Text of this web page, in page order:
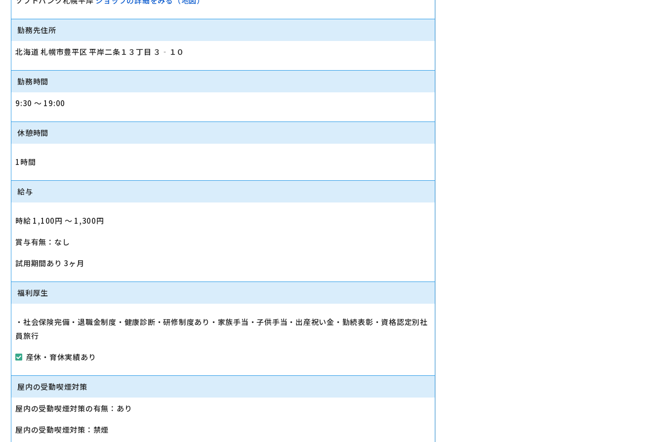
勤務先住所
北海道 札幌市豊平区 平岸二条１３丁目 ３‐１０
勤務時間
9:30 〜 19:00
休憩時間
1時間
給与
時給 1,100円 〜 1,300円
賞与有無：なし
試用期間あり 3ヶ月
福利厚生
・社会保険完備・退職金制度・健康診断・研修制度あり・家族手当・子供手当・出産祝い金・勤続表彰・資格認定別社
員旅行
産休・育休実績あり
屋内の受動喫煙対策
屋内の受動喫煙対策の有無：あり
屋内の受動喫煙対策：禁煙